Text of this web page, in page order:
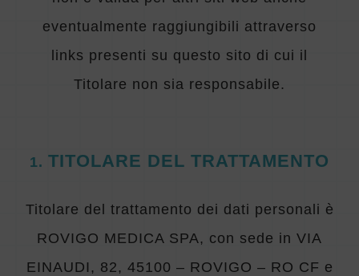
eventualmente raggiungibili attraverso
links presenti su questo sito di cui il
Titolare non sia responsabile.
1. TITOLARE DEL TRATTAMENTO
Titolare del trattamento dei dati personali è
ROVIGO MEDICA SPA, con sede in VIA
EINAUDI, 82, 45100 – ROVIGO – RO CF e